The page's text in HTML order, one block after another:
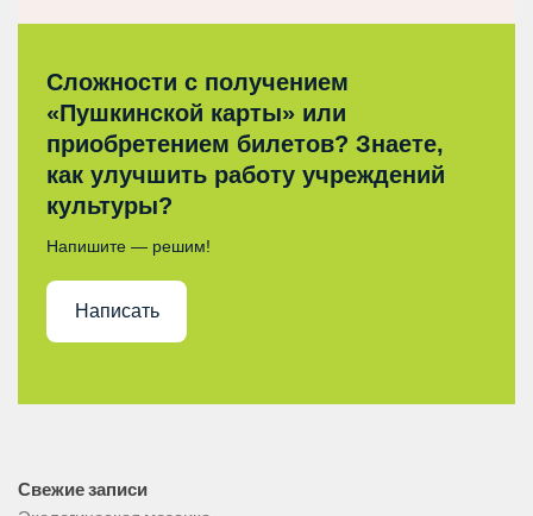
Сложности с получением
«Пушкинской карты» или
приобретением билетов? Знаете,
как улучшить работу учреждений
культуры?
Напишите — решим!
Написать
Свежие записи